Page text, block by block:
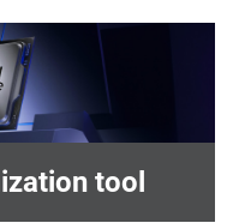
tool